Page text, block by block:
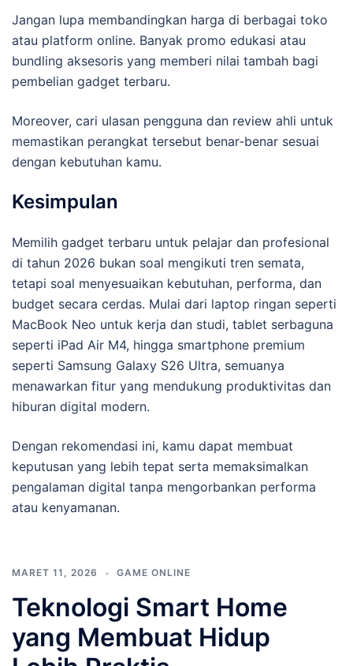
Jangan lupa membandingkan harga di berbagai toko
atau platform online. Banyak promo edukasi atau
bundling aksesoris yang memberi nilai tambah bagi
pembelian gadget terbaru.
Moreover, cari ulasan pengguna dan review ahli untuk
memastikan perangkat tersebut benar‑benar sesuai
dengan kebutuhan kamu.
Kesimpulan
Memilih gadget terbaru untuk pelajar dan profesional
di tahun 2026 bukan soal mengikuti tren semata,
tetapi soal menyesuaikan kebutuhan, performa, dan
budget secara cerdas. Mulai dari laptop ringan seperti
MacBook Neo untuk kerja dan studi, tablet serbaguna
seperti iPad Air M4, hingga smartphone premium
seperti Samsung Galaxy S26 Ultra, semuanya
menawarkan fitur yang mendukung produktivitas dan
hiburan digital modern.
Dengan rekomendasi ini, kamu dapat membuat
keputusan yang lebih tepat serta memaksimalkan
pengalaman digital tanpa mengorbankan performa
atau kenyamanan.
MARET 11, 2026 GAME ONLINE
Teknologi Smart Home
yang Membuat Hidup